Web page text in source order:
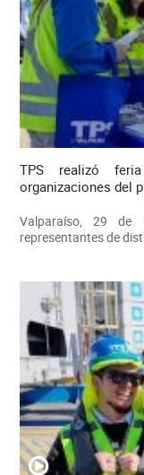
TPS realizó
organizaciones del
Valparaíso, 29
representantes de